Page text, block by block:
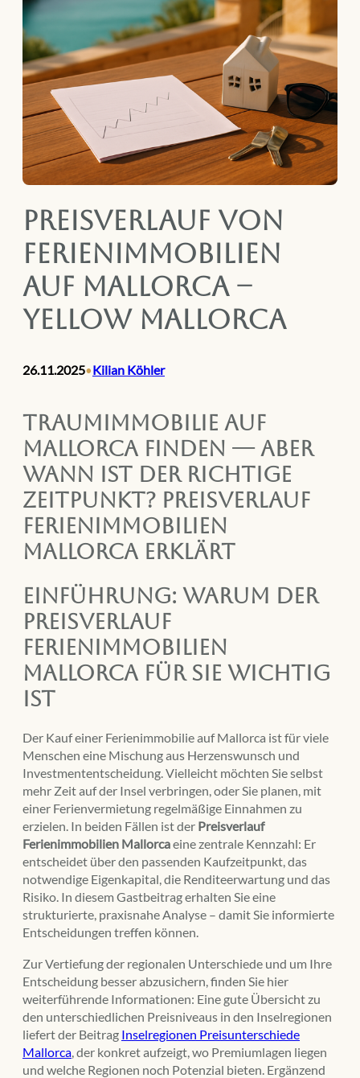
Preisverlauf von
Ferienimmobilien
auf Mallorca –
Yellow Mallorca
26.11.2025•Kilian Köhler
Traumimmobilie auf
Mallorca finden — aber
wann ist der richtige
Zeitpunkt? Preisverlauf
Ferienimmobilien
Mallorca erklärt
Einführung: Warum der
Preisverlauf
Ferienimmobilien
Mallorca für Sie wichtig
ist
Der Kauf einer Ferienimmobilie auf Mallorca ist für viele
Menschen eine Mischung aus Herzenswunsch und
Investmententscheidung. Vielleicht möchten Sie selbst
mehr Zeit auf der Insel verbringen, oder Sie planen, mit
einer Ferienvermietung regelmäßige Einnahmen zu
erzielen. In beiden Fällen ist der Preisverlauf
Ferienimmobilien Mallorcaeine zentrale Kennzahl: Er
entscheidet über den passenden Kaufzeitpunkt, das
notwendige Eigenkapital, die Renditeerwartung und das
Risiko. In diesem Gastbeitrag erhalten Sie eine
strukturierte, praxisnahe Analyse – damit Sie informierte
Entscheidungen treffen können.
Zur Vertiefung der regionalen Unterschiede und um Ihre
Entscheidung besser abzusichern, finden Sie hier
weiterführende Informationen: Eine gute Übersicht zu
den unterschiedlichen Preisniveaus in den Inselregionen
liefert der Beitrag Inselregionen Preisunterschiede
Mallorca , der konkret aufzeigt, wo Premiumlagen liegen
und welche Regionen noch Potenzial bieten. Ergänzend